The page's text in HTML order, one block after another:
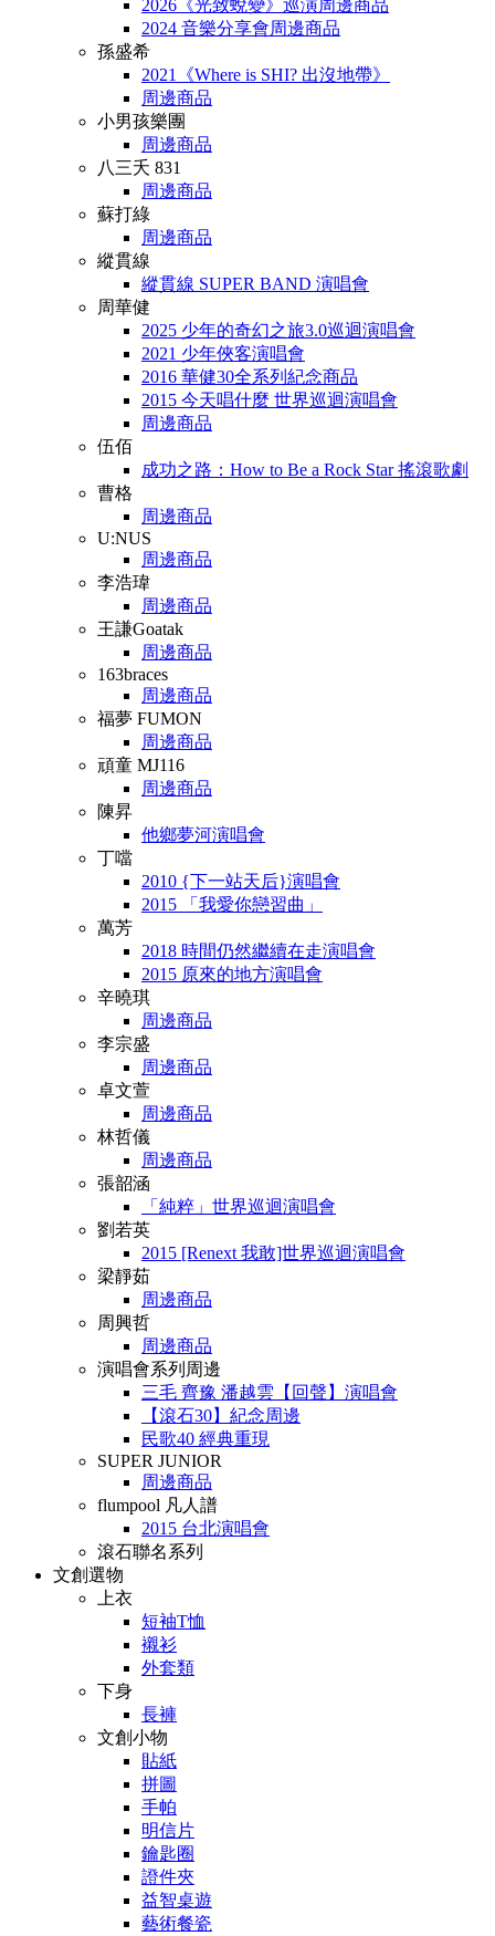
2026《光致蛻變》巡演周邊商品
2024 音樂分享會周邊商品
孫盛希
2021《Where is SHI? 出沒地帶》
周邊商品
小男孩樂團
周邊商品
八三夭 831
周邊商品
蘇打綠
周邊商品
縱貫線
縱貫線 SUPER BAND 演唱會
周華健
2025 少年的奇幻之旅3.0巡迴演唱會
2021 少年俠客演唱會
2016 華健30全系列紀念商品
2015 今天唱什麼 世界巡迴演唱會
周邊商品
伍佰
成功之路：How to Be a Rock Star 搖滾歌劇
曹格
周邊商品
U:NUS
周邊商品
李浩瑋
周邊商品
王謙Goatak
周邊商品
163braces
周邊商品
福夢 FUMON
周邊商品
頑童 MJ116
周邊商品
陳昇
他鄉夢河演唱會
丁噹
2010 {下一站天后}演唱會
2015 「我愛你戀習曲」
萬芳
2018 時間仍然繼續在走演唱會
2015 原來的地方演唱會
辛曉琪
周邊商品
李宗盛
周邊商品
卓文萱
周邊商品
林哲儀
周邊商品
張韶涵
「純粹」世界巡迴演唱會
劉若英
2015 [Renext 我敢]世界巡迴演唱會
梁靜茹
周邊商品
周興哲
周邊商品
演唱會系列周邊
三毛 齊豫 潘越雲【回聲】演唱會
【滾石30】紀念周邊
民歌40 經典重現
SUPER JUNIOR
周邊商品
flumpool 凡人譜
2015 台北演唱會
滾石聯名系列
文創選物
上衣
短袖T恤
襯衫
外套類
下身
長褲
文創小物
貼紙
拼圖
手帕
明信片
鑰匙圈
證件夾
益智桌遊
藝術餐瓷